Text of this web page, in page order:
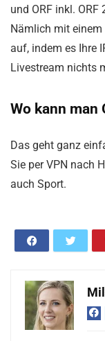
und ORF inkl.
Nämlich mit einem
auf, indem es Ihre
Livestream nichts
Wo kann man
Das geht ganz
Sie per VPN nach
auch Sport.